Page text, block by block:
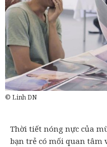
© Linh DN
Thời tiết nóng nực của
bạn trẻ có mối quan tâm